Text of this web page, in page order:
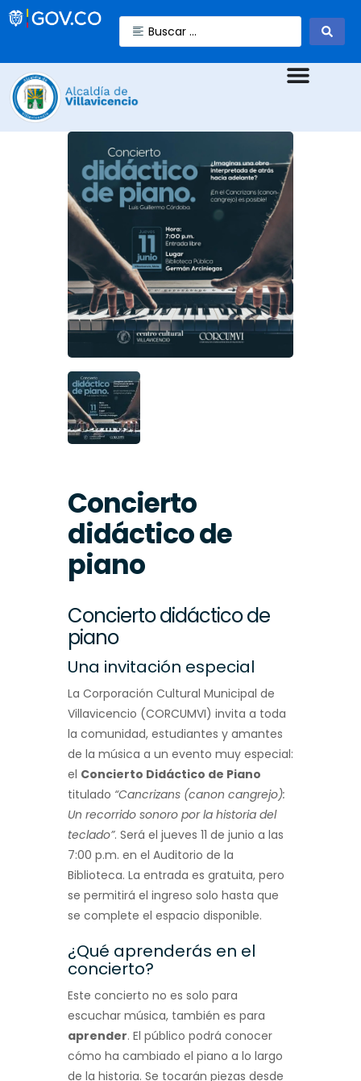
Concierto
didáctico de
piano
Concierto didáctico de
piano
Una invitación especial
La Corporación Cultural Municipal de
Villavicencio (CORCUMVI) invita a toda
la comunidad, estudiantes y amantes
de la música a un evento muy especial:
el Concierto Didáctico de Piano
titulado “Cancrizans (canon cangrejo):
Un recorrido sonoro por la historia del
teclado”. Será el jueves 11 de junio a las
7:00 p.m. en el Auditorio de la
Biblioteca. La entrada es gratuita, pero
se permitirá el ingreso solo hasta que
se complete el espacio disponible.
¿Qué aprenderás en el
concierto?
Este concierto no es solo para
escuchar música, también es para
aprender. El público podrá conocer
cómo ha cambiado el piano a lo largo
de la historia. Se tocarán piezas desde